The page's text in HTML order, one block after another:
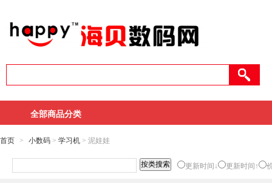
全部商品分类
首页 > 小数码 > 学习机 > 泥娃娃
更新时间↓ 更新时间↑